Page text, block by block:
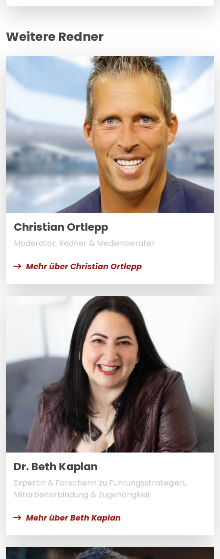
Weitere Redner
Christian Ortlepp
Moderator, Redner & Medienberater
Mehr über Christian Ortlepp
Dr. Beth Kaplan
Expertin & Forscherin zu Führungsstrategien,
Mitarbeiterbindung & Zugehörigkeit
Mehr über Beth Kaplan